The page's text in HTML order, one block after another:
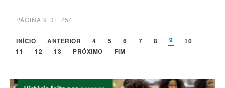
PÁGINA 9 DE 754
INÍCIO ANTERIOR 4 5 6 7 8 9
10
11
12 13 PRÓXIMO FIM